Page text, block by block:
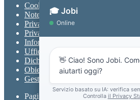
Cookie policy
Note legali
Privacy
Privacy Policy
Informativa Privacy chatbot Jobi
Ufficio Relazioni con il Pubblico
Dichiarazione di accessibilità
Obiettivi di accessibilità
Gestione consensi cookie
Pagina visualizzata228878 volte